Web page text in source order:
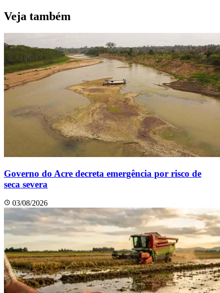
Veja também
Governo do Acre decreta emergência por risco de
seca severa
03/08/2026